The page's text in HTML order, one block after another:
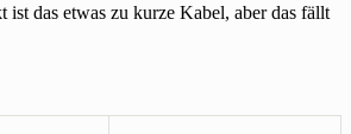
das etwas zu kurze Kabel, aber das fällt